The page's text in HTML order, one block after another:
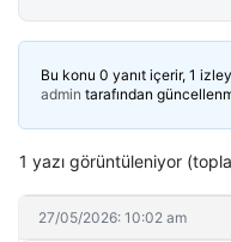
Bu konu 0 yanıt içerir, 1
admin tarafından
1 yazı görüntüleniyor
27/05/2026: 10:02 am